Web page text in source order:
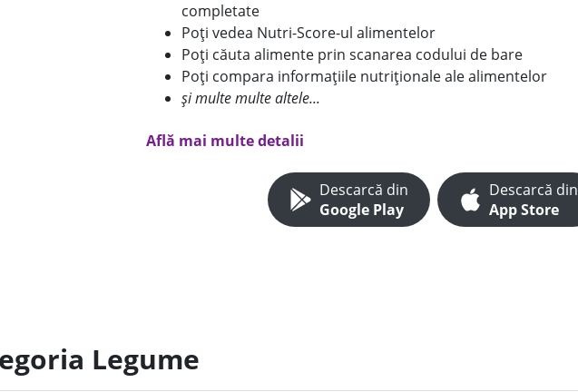
completate
Poți vedea Nutri-Score-ul alimentelor
Poți căuta alimente prin scanarea codului de bare
Poți compara informațiile nutriționale ale alimentelor
și multe multe altele...
Află mai multe detalii
Descarcă din
Google Play
Descarcă din
App Store
Legume